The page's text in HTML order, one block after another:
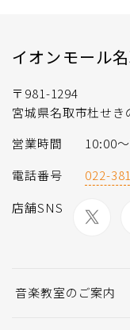
イオンモール
〒981-1294
宮城県名取市杜せ
営業時間
10:00
電話番号
022-
店舗SNS
音楽教室のご案内